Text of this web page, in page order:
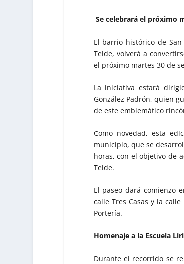
Se celebrará el próximo
El barrio histórico de
Telde, volverá a
el próximo martes 30 de
La iniciativa estará
González Padrón, quien
de este emblemático
Como novedad, esta
municipio, que se
horas, con el objetivo de
Telde.
El paseo dará comienzo
calle Tres Casas y la
Portería.
Homenaje a la Escuela
Durante el recorrido se